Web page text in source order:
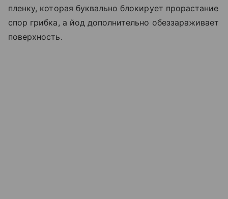
пленку, которая буквально блокирует прорастание
спор грибка, а йод дополнительно обеззараживает
поверхность.